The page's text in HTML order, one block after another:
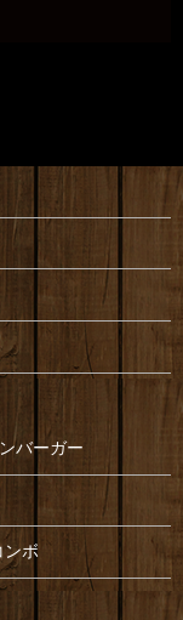
バーガー
ンボ